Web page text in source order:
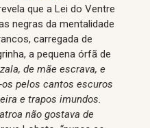
que a Lei do Ventre
negras da mentalidade
carregada de
a pequena órfã de
de mãe escrava, e
pelos cantos escuros
e trapos imundos.
não gostava de